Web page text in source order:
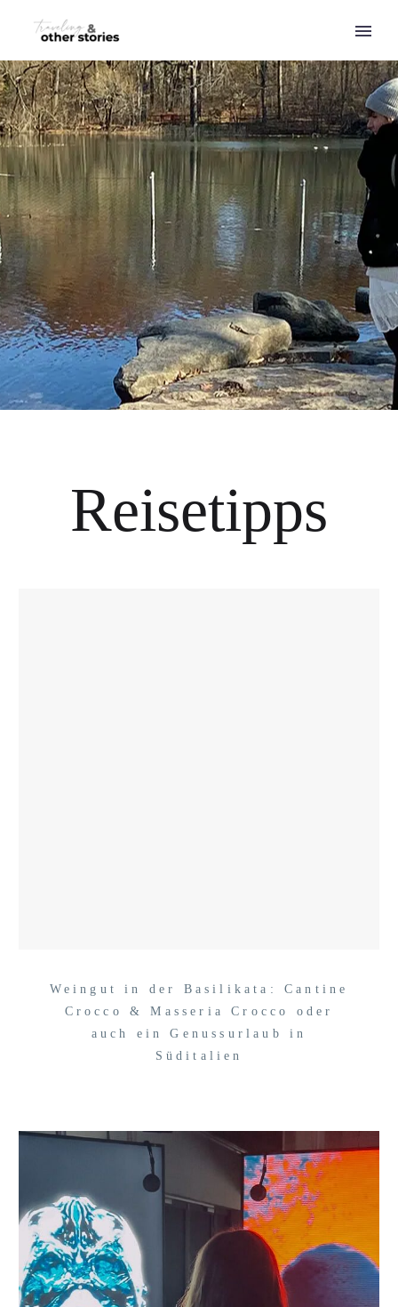
Reisetipps
Weingut in der Basilikata: Cantine
Crocco & Masseria Crocco oder
auch ein Genussurlaub in
Süditalien